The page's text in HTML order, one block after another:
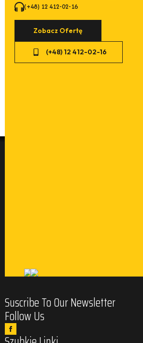
(+48) 12 412-02-16
Zobacz Ofertę
(+48) 12 412-02-16
Suscribe To Our Newsletter
Follow Us